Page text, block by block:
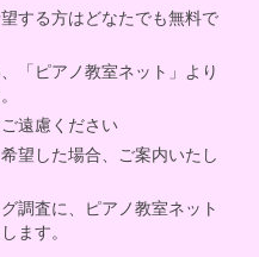
する方はどなたでも無料で
「ピアノ教室ネット」より
遠慮ください
望した場合、ご案内いたし
調査に、ピアノ教室ネット
ます。